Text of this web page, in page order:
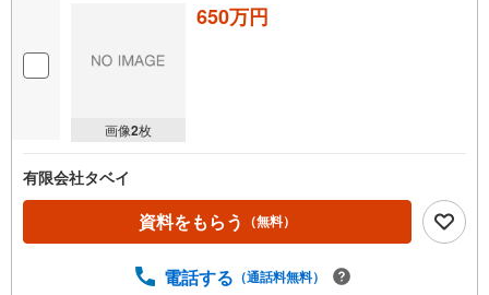
画像2枚
650万円
有限会社タベイ
資料をもらう （無料）
電話する （通話料無料）